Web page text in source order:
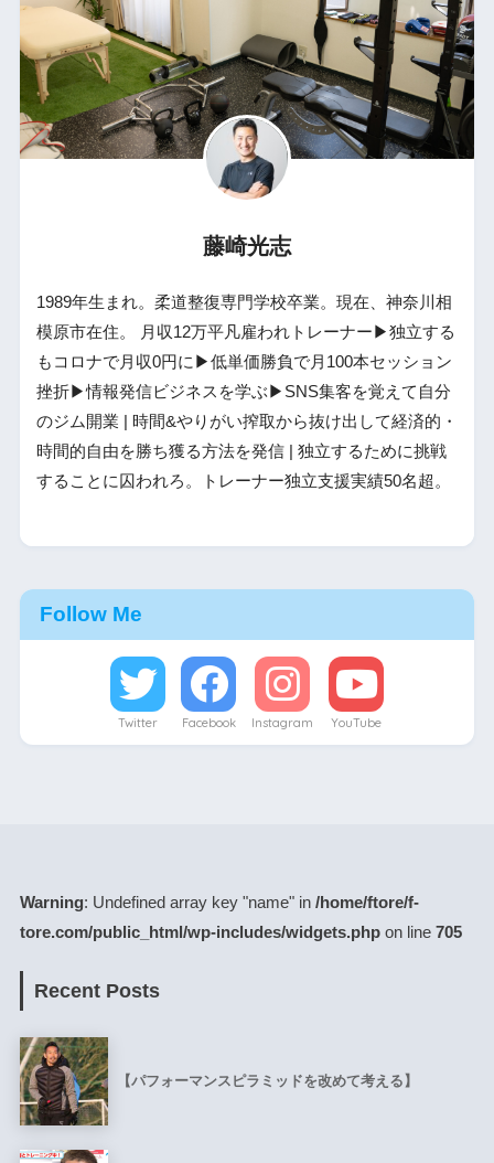
藤崎光志
1989年生まれ。柔道整復専門学校卒業。現在、神奈川相
模原市在住。 月収12万平凡雇われトレーナー▶独立する
もコロナで月収0円に▶低単価勝負で月100本セッション
挫折▶情報発信ビジネスを学ぶ▶SNS集客を覚えて自分
のジム開業 | 時間&やりがい搾取から抜け出して経済的・
時間的自由を勝ち獲る方法を発信 | 独立するために挑戦
することに囚われろ。トレーナー独立支援実績50名超。
Follow Me
Twitter Facebook Instagram YouTube
Warning: Undefined array key "name" in /home/ftore/f-
tore.com/public_html/wp-includes/widgets.phpon line 705
Recent Posts
【パフォーマンスピラミッドを改めて考える】